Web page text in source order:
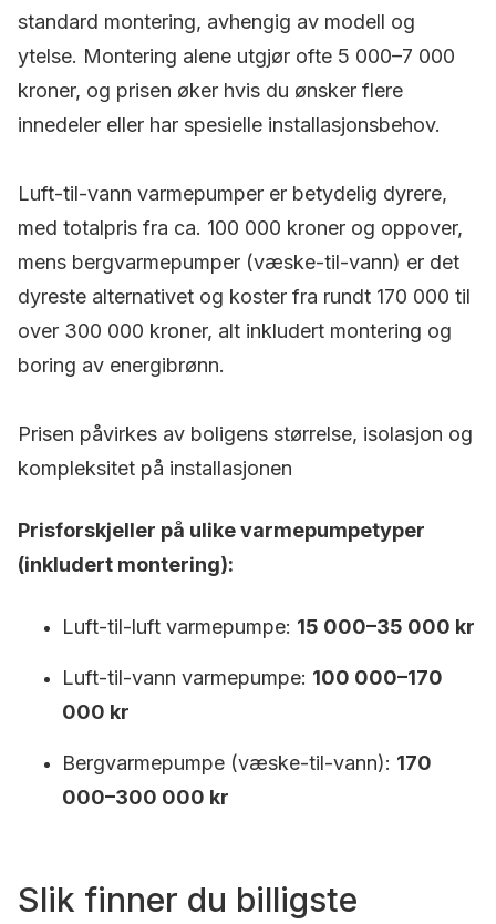
standard montering, avhengig av modell og
ytelse. Montering alene utgjør ofte 5 000–7 000
kroner, og prisen øker hvis du ønsker flere
innedeler eller har spesielle installasjonsbehov.
Luft-til-vann varmepumper er betydelig dyrere,
med totalpris fra ca. 100 000 kroner og oppover,
mens bergvarmepumper (væske-til-vann) er det
dyreste alternativet og koster fra rundt 170 000 til
over 300 000 kroner, alt inkludert montering og
boring av energibrønn.
Prisen påvirkes av boligens størrelse, isolasjon og
kompleksitet på installasjonen
Prisforskjeller på ulike varmepumpetyper
(inkludert montering):
Luft-til-luft varmepumpe: 15 000–35 000 kr
Luft-til-vann varmepumpe: 100 000–170
000 kr
Bergvarmepumpe (væske-til-vann): 170
000–300 000 kr
Slik finner du billigste